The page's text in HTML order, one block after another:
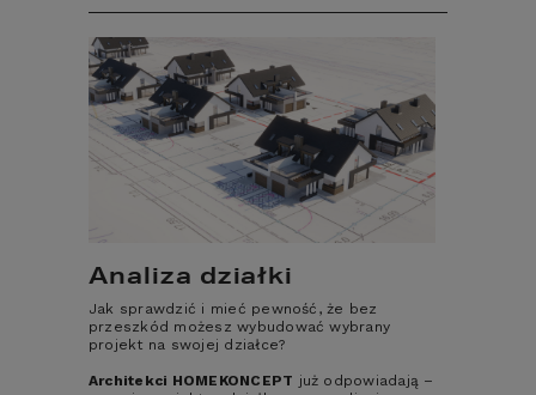
Analiza działki
Jak sprawdzić i mieć pewność, że bez
przeszkód możesz wybudować wybrany
projekt na swojej działce?
Architekci HOMEKONCEPT już odpowiadają –
PROJEKT GARAŻU
G 08
Projekty domów
Garaż HOMEKONCEPT G 08
ZOBACZ